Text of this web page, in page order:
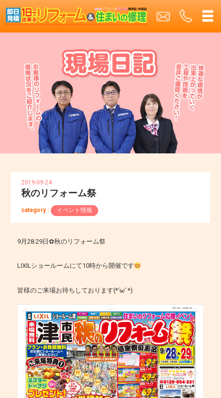
2019-09-24
秋のリフォーム祭
category : イベント情報
9月28.29日✿秋のリフォーム祭
LIXILショールームにて10時から開催です
皆様のご来場お待ちしております(*‘ω‘ *)